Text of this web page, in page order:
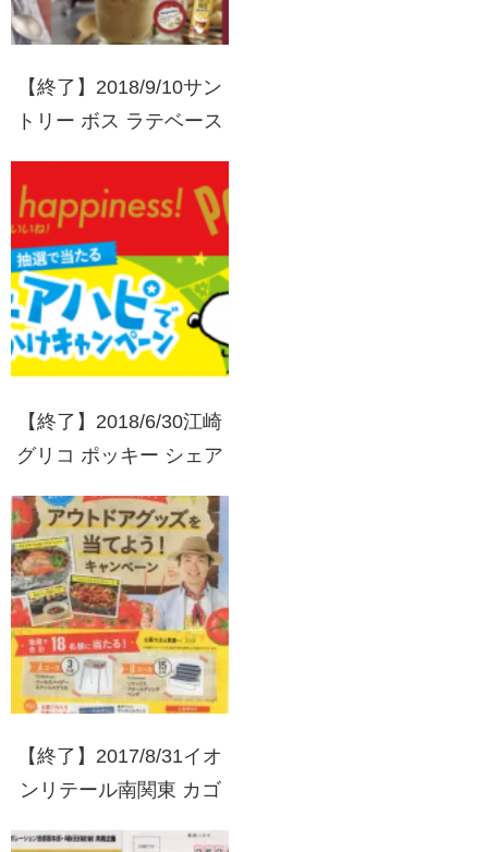
【終了】2018/9/10サン
トリー ボス ラテベース
1ヶ月分が当たる！キャ
ンペーン
【終了】2018/6/30江崎
グリコ ポッキー シェア
ーン[コンビニ限定]
【終了】2017/8/31イオ
ンリテール南関東 カゴ